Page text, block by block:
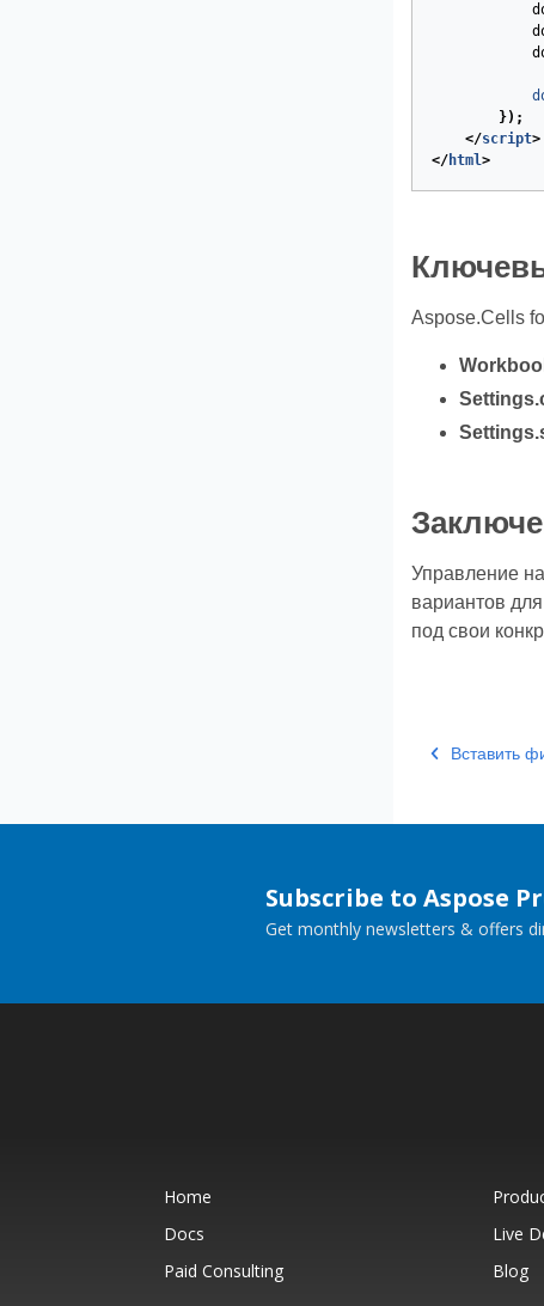
});
</script>
</html>
Aspose.Cells
Управление
вариантов
под свои
Вставить
Subscribe to Aspose
Get monthly newsletters & offers
Home
Docs
Live
Paid Consulting
Blog